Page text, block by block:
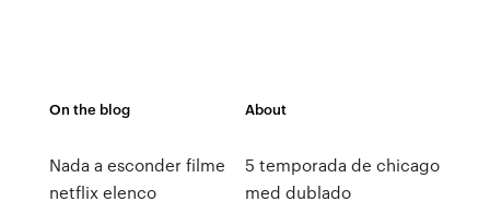
On the blog
Nada a esconder filme
netflix elenco
About
5 temporada de chicago
med dublado